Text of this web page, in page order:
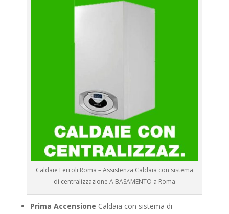
Caldaie Ferroli Roma – Assistenza Caldaia con sistema
di centralizzazione A BASAMENTO a Roma
Prima Accensione Caldaia con sistema di